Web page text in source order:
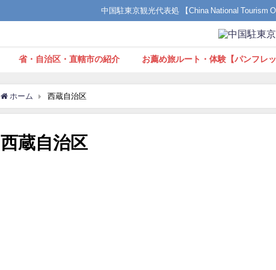
中国駐東京観光代表処 【China National Tourism
省・自治区・直轄市の紹介 お薦め旅ルート・体験【パンフレッ
ホーム 西蔵自治区
西蔵自治区